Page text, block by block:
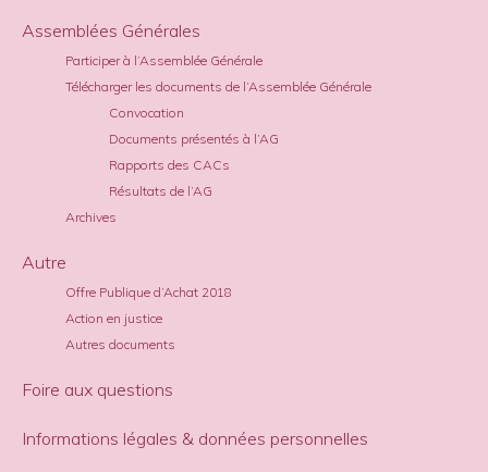
Assemblées Générales
Participer à l’Assemblée Générale
Télécharger les documents de l’Assemblée Générale
Convocation
Documents présentés à l’AG
Rapports des CACs
Résultats de l’AG
Archives
Autre
Offre Publique d’Achat 2018
Action en justice
Autres documents
Foire aux questions
Informations légales & données personnelles